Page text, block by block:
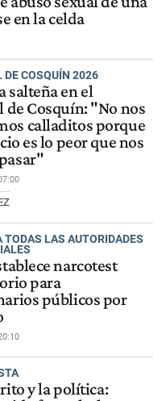
en la celda
DE COSQUÍN 2026
salteña en el
de Cosquín: "No nos
calladitos porque
es lo peor que nos
TODAS LAS AUTORIDADES
narcotest
para
públicos por
y la política: